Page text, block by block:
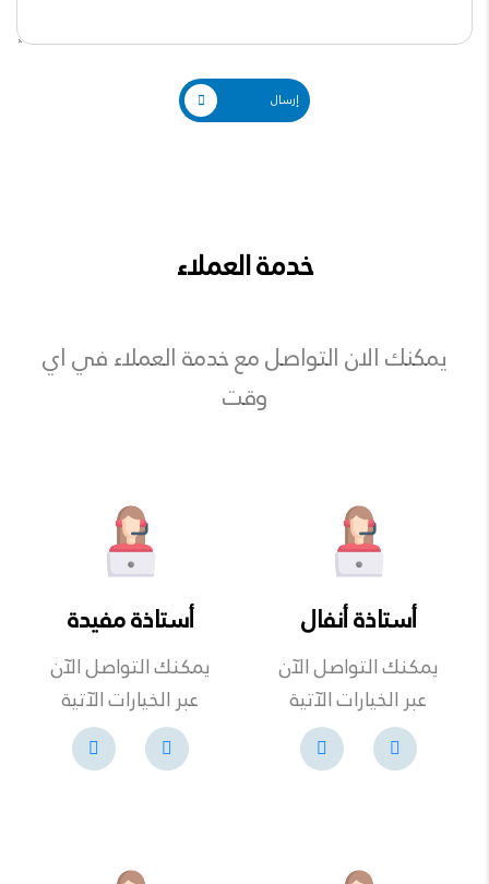
إرسال
خدمة العملاء
يمكنك الان التواصل مع خدمة العملاء في اي
وقت
أستاذة أنفال
يمكنك التواصل الآن
عبر الخيارات الآتية
أستاذة مفيدة
يمكنك التواصل الآن
عبر الخيارات الآتية